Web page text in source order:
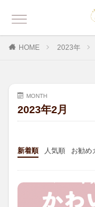
HOME 2023年
MONTH
2023年2月
新着順 人気順 お勧め
その